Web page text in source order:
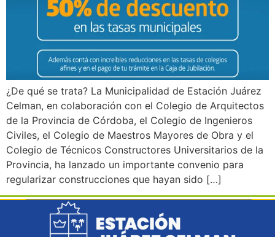
¿De qué se trata? La Municipalidad de Estación Juárez
Celman, en colaboración con el Colegio de Arquitectos
de la Provincia de Córdoba, el Colegio de Ingenieros
Civiles, el Colegio de Maestros Mayores de Obra y el
Colegio de Técnicos Constructores Universitarios de la
Provincia, ha lanzado un importante convenio para
regularizar construcciones que hayan sido […]